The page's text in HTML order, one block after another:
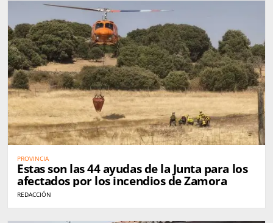
PROVINCIA
Estas son las 44 ayudas de la Junta para los
afectados por los incendios de Zamora
REDACCIÓN